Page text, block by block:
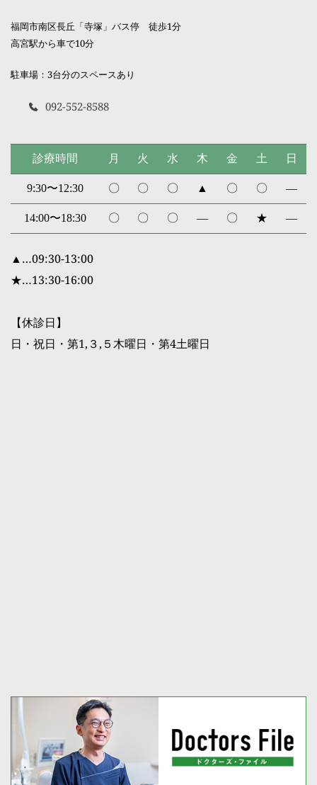
福岡市南区長丘「寺塚」バス停　徒歩1分
高宮駅から車で10分
駐車場：3台分のスペースあり
092-552-8588
診療時間 月 火 水 木 金 土 日
9:30〜12:30 〇 〇 〇 ▲ 〇 〇 ―
14:00〜18:30 〇 〇 〇 ― 〇 ★ ―
▲…09:30-13:00
★…13:30-16:00
【休診日】
日・祝日・ 第1,３,５木曜日・第4土曜日